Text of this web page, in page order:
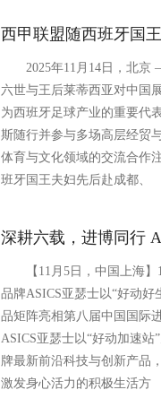
西甲联盟随西班牙国
2025年11月14日，北京
六世与王后莱蒂西亚对中国
为西班牙足球产业的重要代
斯随行并参与多场高层经贸
体育与文化领域的交流合
班牙国王夫妇先后赴成都、
深耕六载，进博同行
【11月5日，中国上海】
品牌ASICS亚瑟士以“好动
品矩阵亮相第八届中国国际
ASICS亚瑟士以“好动加速
牌最新前沿科技与创新产品
激发身心活力的积极生活方